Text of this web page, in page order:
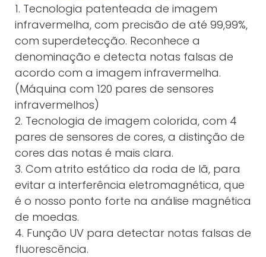
1. Tecnologia patenteada de imagem
infravermelha, com precisão de até 99,99%,
com superdetecção. Reconhece a
denominação e detecta notas falsas de
acordo com a imagem infravermelha.
(Máquina com 120 pares de sensores
infravermelhos)
2. Tecnologia de imagem colorida, com 4
pares de sensores de cores, a distinção de
cores das notas é mais clara.
3. Com atrito estático da roda de lã, para
evitar a interferência eletromagnética, que
é o nosso ponto forte na análise magnética
de moedas.
4. Função UV para detectar notas falsas de
fluorescência.